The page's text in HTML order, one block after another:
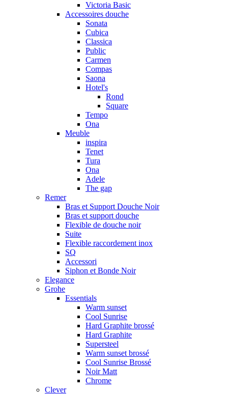
Victoria Basic
Accessoires douche
Sonata
Cubica
Classica
Public
Carmen
Compas
Saona
Hotel's
Rond
Square
Tempo
Ona
Meuble
inspira
Tenet
Tura
Ona
Adele
The gap
Remer
Bras et Support Douche Noir
Bras et support douche
Flexible de douche noir
Suite
Flexible raccordement inox
SQ
Accessori
Siphon et Bonde Noir
Elegance
Grohe
Essentials
Warm sunset
Cool Sunrise
Hard Graphite brossé
Hard Graphite
Supersteel
Warm sunset brossé
Cool Sunrise Brossé
Noir Matt
Chrome
Clever